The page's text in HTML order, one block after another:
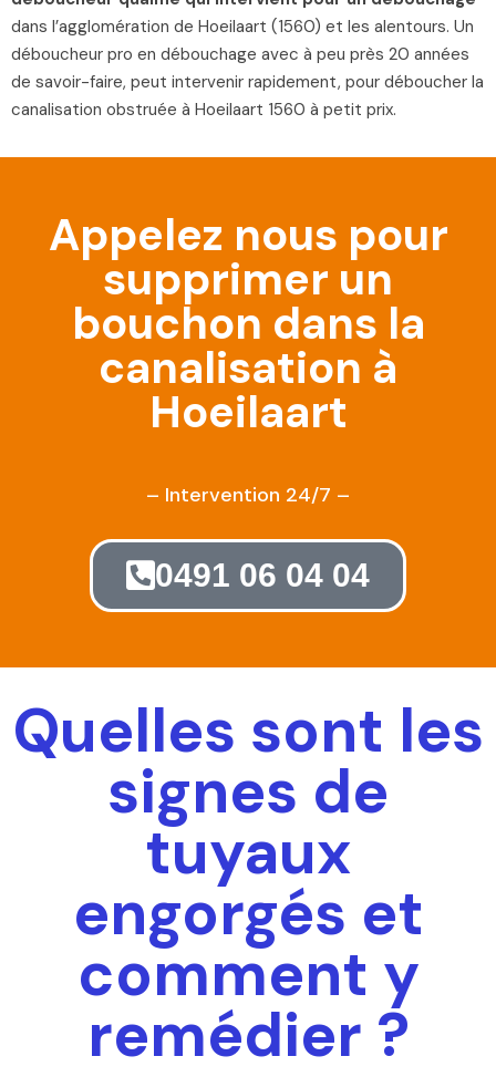
dans l’agglomération de Hoeilaart (1560) et les alentours. Un
déboucheur pro en débouchage avec à peu près 20 années
de savoir-faire, peut intervenir rapidement, pour déboucher la
canalisation obstruée à Hoeilaart 1560 à petit prix.
Appelez nous pour
supprimer un
bouchon dans la
canalisation à
Hoeilaart
– Intervention 24/7 –
0491 06 04 04
Quelles sont les
signes de
tuyaux
engorgés et
comment y
remédier ?